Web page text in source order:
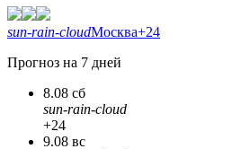
sun-rain-cloudМосква+24
Прогноз на 7 дней
8.08 сб
sun-rain-cloud
+24
9.08 вс